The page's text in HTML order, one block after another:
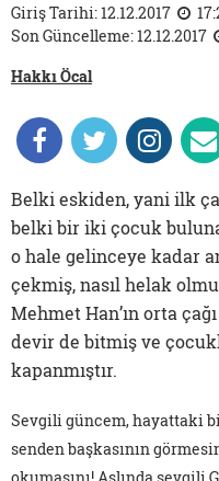
Giriş Tarihi: 12.12.2017
Son Güncelleme: 12.12.2017
Hakkı Öcal
Belki eskiden, yani ilk
belki bir iki çocuk
o hale gelinceye kadar
çekmiş, nasıl helak
Mehmet Han’ın orta
devir de bitmiş ve
kapanmıştır.
Sevgili güncem, hayattaki
senden başkasının